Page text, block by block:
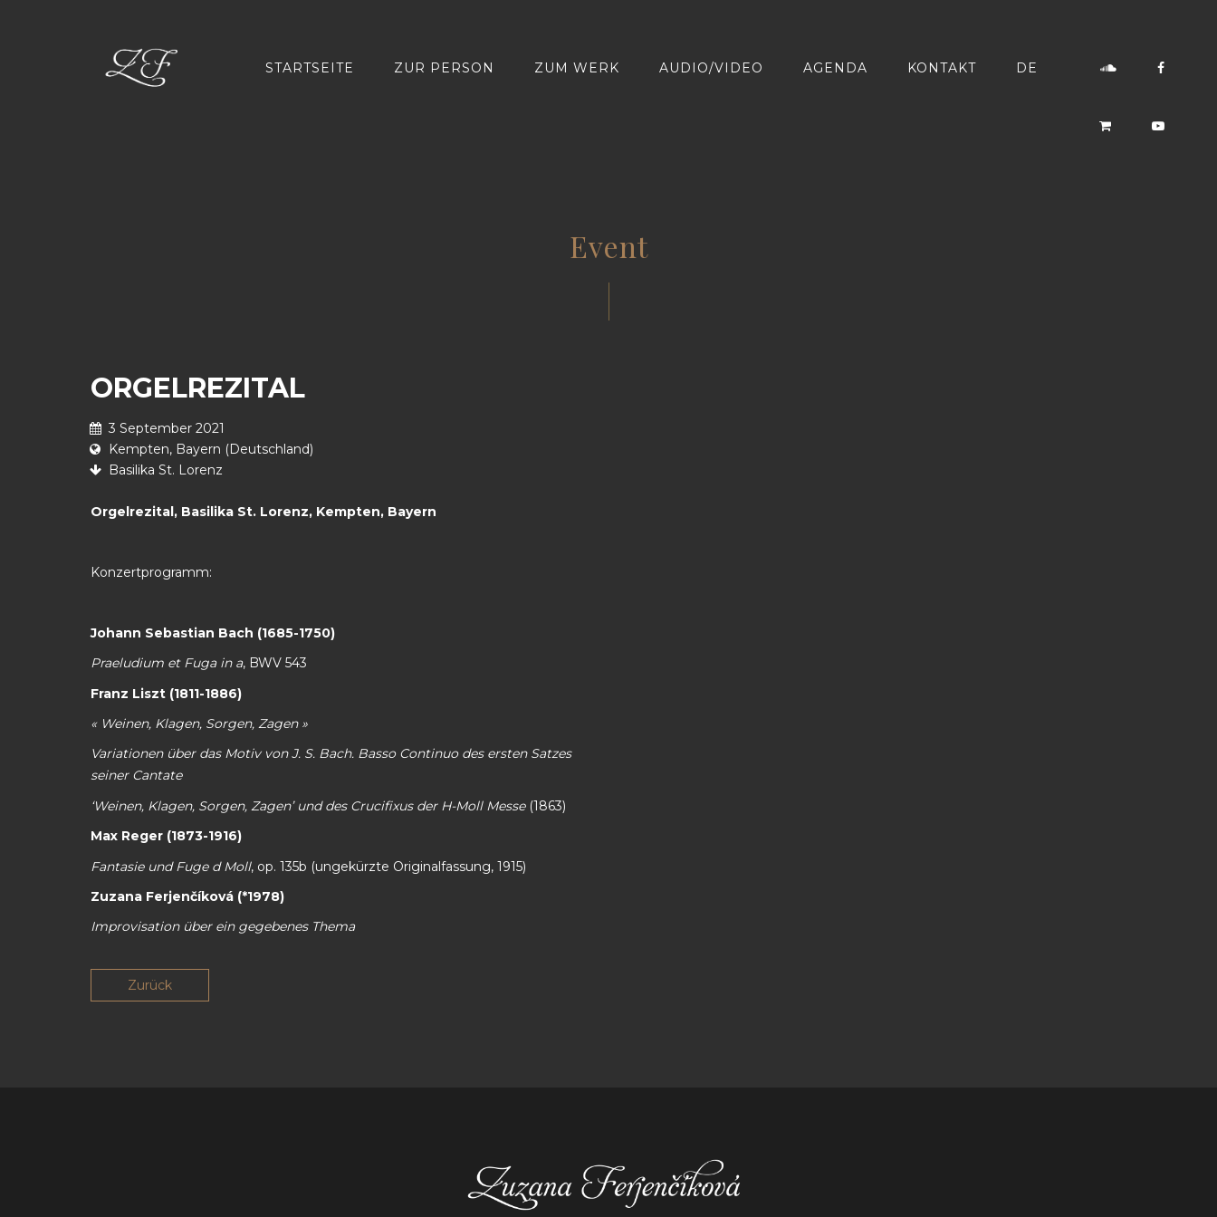
STARTSEITE ZUR PERSON ZUM WERK AUDIO/VIDEO AGENDA KONTAKT DE
Event
ORGELREZITAL
3 September 2021
Kempten, Bayern (Deutschland)
Basilika St. Lorenz
Orgelrezital, Basilika St. Lorenz, Kempten, Bayern
Konzertprogramm:
Johann Sebastian Bach (1685-1750)
Praeludium et Fuga in a, BWV 543
Franz Liszt (1811-1886)
« Weinen, Klagen, Sorgen, Zagen »
Variationen über das Motiv von J. S. Bach. Basso Continuo des ersten Satzes
seiner Cantate
‘Weinen, Klagen, Sorgen, Zagen’ und des Crucifixus der H-Moll Messe (1863)
Max Reger (1873-1916)
Fantasie und Fuge d Moll, op. 135b (ungekürzte Originalfassung, 1915)
Zuzana Ferjenčíková (*1978)
Improvisation über ein gegebenes Thema
Zurück